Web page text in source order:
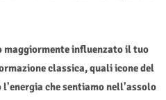
maggiormente influenzato il tuo
classica, quali icone del
che sentiamo nell'assolo